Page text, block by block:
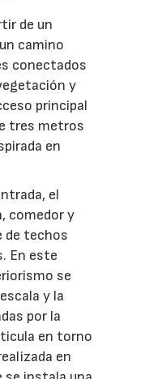
de un
camino
conectados
y
principal
tres metros
en
el
comedor y
de techos
En este
se
y la
por la
en torno
en